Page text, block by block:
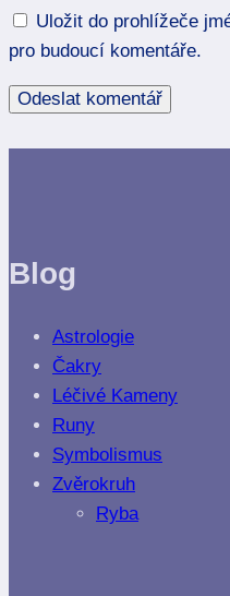
Uložit do prohlížeče
pro budoucí komentáře.
Blog
Astrologie
Čakry
Léčivé Kameny
Runy
Symbolismus
Zvěrokruh
Ryba